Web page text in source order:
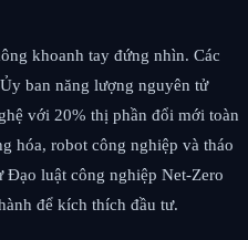
khoanh tay đứng nhìn. Các
ban năng lượng nguyên tử
với 20% thị phần đổi mới toàn
hóa, robot công nghiệp và tháo
Đạo luật công nghiệp Net-Zero
để kích thích đầu tư.